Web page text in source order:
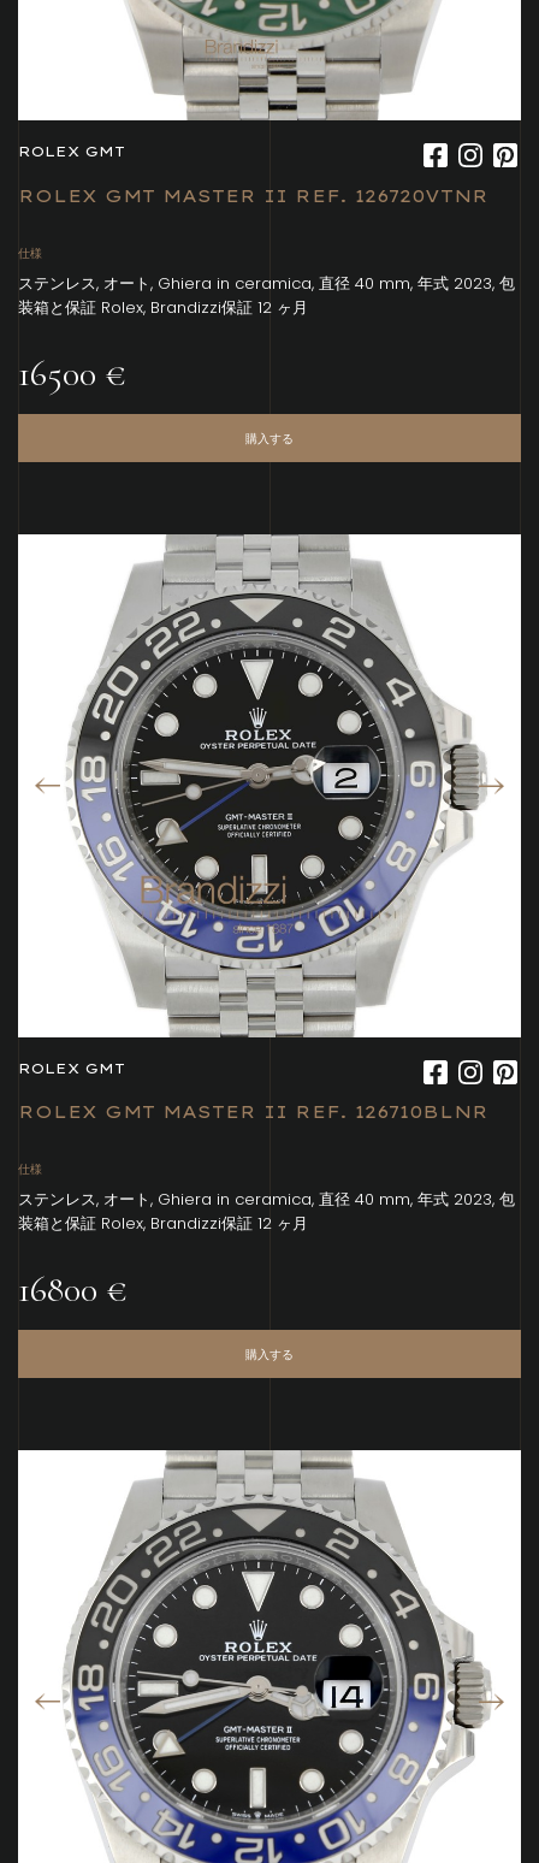
ROLEX GMT
ROLEX GMT MASTER II REF. 126720VTNR
仕様
ステンレス, オート, Ghiera in ceramica, 直径 40 mm, 年式 2023, 包
装箱と保証 Rolex, Brandizzi保証 12 ヶ月
16500 €
購入する
ROLEX GMT
ROLEX GMT MASTER II REF. 126710BLNR
仕様
ステンレス, オート, Ghiera in ceramica, 直径 40 mm, 年式 2023, 包
装箱と保証 Rolex, Brandizzi保証 12 ヶ月
16800 €
購入する